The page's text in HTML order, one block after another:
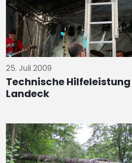
25. Juli 2009
Technische
Landeck